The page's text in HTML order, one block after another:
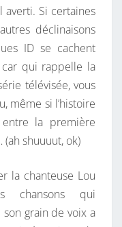
averti. Si certaines
déclinaisons
ID se cachent
qui rappelle la
télévisée, vous
même si l’histoire
la première
shuuuut, ok)
la chanteuse Lou
chansons qui
grain de voix a